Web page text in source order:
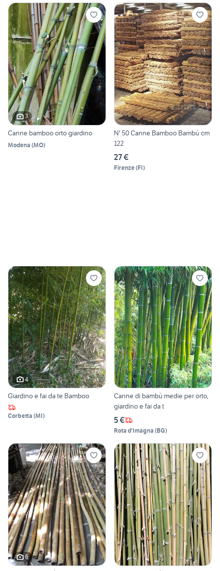
3
Canne bamboo orto giardino
Modena (MO)
N' 50 Canne Bamboo Bambù cm
122
27 €
Firenze(FI)
4
Giardino e fai da te Bamboo
Corbetta (MI)
Canne di bambù medie per orto,
giardino e fai da t
5 €
Rota d'Imagna (BG)
6